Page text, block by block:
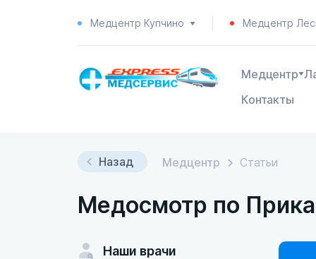
Медцентр Купчино Медцентр
Медцентр
Контакты
Назад Медцентр Статьи
Медосмотр по
Наши врачи